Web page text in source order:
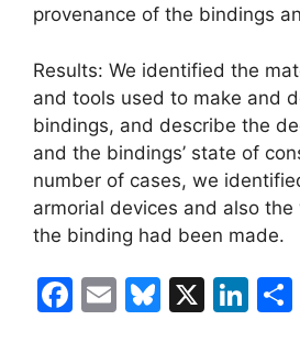
provenance of the bindings
Results: We identified the
and tools used to make and
bindings, and describe the
and the bindings’ state of
number of cases, we
armorial devices and also
the binding had been made.
F
E
Bl X
Li